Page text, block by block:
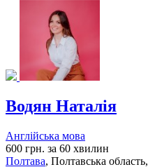
Водян Наталія
Англійська мова
600 грн. за 60 хвилин
Полтава, Полтавська область,